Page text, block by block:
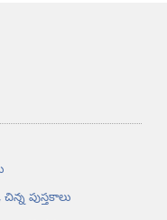
చిన్న పుస్తకాలు